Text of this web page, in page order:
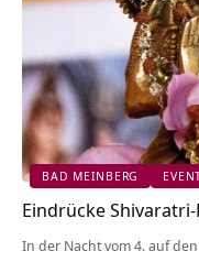
BAD MEINBERG
Eindrücke
In der Nacht vom 4. auf